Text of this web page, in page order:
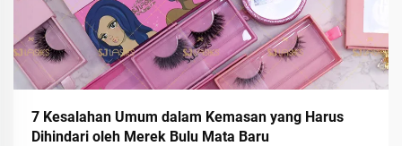
7 Kesalahan Umum dalam Kemasan yang Harus
Dihindari oleh Merek Bulu Mata Baru